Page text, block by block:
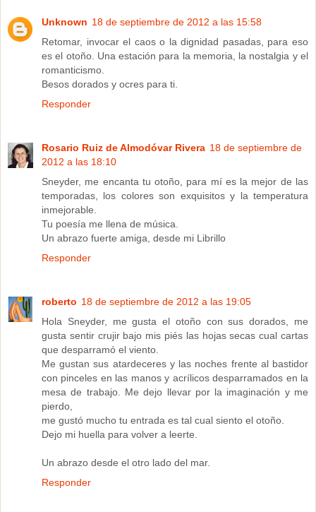
Unknown 18 de septiembre de 2012 a las 15:58
Retomar, invocar el caos o la dignidad pasadas, para eso
es el otoño. Una estación para la memoria, la nostalgia y el
romanticismo.
Besos dorados y ocres para ti.
Responder
Rosario Ruiz de Almodóvar Rivera 18 de septiembre de
2012 a las 18:10
Sneyder, me encanta tu otoño, para mí es la mejor de las
temporadas, los colores son exquisitos y la temperatura
inmejorable.
Tu poesía me llena de música.
Un abrazo fuerte amiga, desde mi Librillo
Responder
roberto 18 de septiembre de 2012 a las 19:05
Hola Sneyder, me gusta el otoño con sus dorados, me
gusta sentir crujir bajo mis piés las hojas secas cual cartas
que desparramó el viento.
Me gustan sus atardeceres y las noches frente al bastidor
con pinceles en las manos y acrílicos desparramados en la
mesa de trabajo. Me dejo llevar por la imaginación y me
pierdo,
me gustó mucho tu entrada es tal cual siento el otoño.
Dejo mi huella para volver a leerte.
Un abrazo desde el otro lado del mar.
Responder